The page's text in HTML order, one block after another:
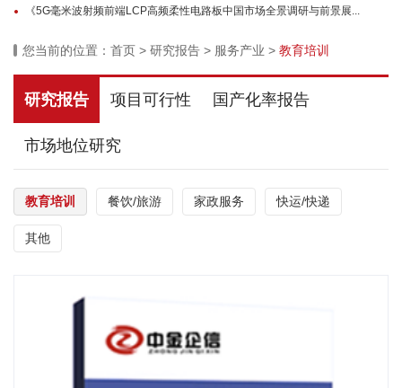
《5G毫米波射频前端LCP高频柔性电路板中国市场全景调研与前景展...
您当前的位置： 首页 > 研究报告 > 服务产业 > 教育培训
研究报告 项目可行性 国产化率报告
市场地位研究
教育培训 餐饮/旅游 家政服务 快运/快递
其他